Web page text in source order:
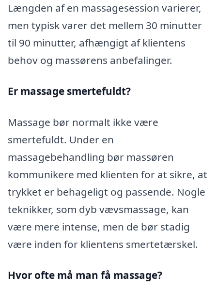
Længden af en massagesession varierer,
men typisk varer det mellem 30 minutter
til 90 minutter, afhængigt af klientens
behov og massørens anbefalinger.
Er massage smertefuldt?
Massage bør normalt ikke være
smertefuldt. Under en
massagebehandling bør massøren
kommunikere med klienten for at sikre, at
trykket er behageligt og passende. Nogle
teknikker, som dyb vævsmassage, kan
være mere intense, men de bør stadig
være inden for klientens smertetærskel.
Hvor ofte må man få massage?